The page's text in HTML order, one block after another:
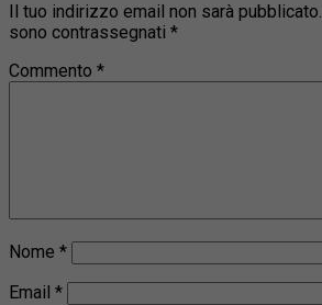
Il tuo indirizzo email non sarà pubblicato.
sono contrassegnati *
Commento *
Nome *
Email *